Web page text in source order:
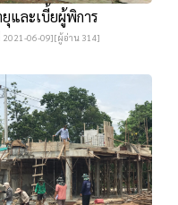
ยุและเบี้ยผู้พิการ
06-09][ผู้อ่าน 314]